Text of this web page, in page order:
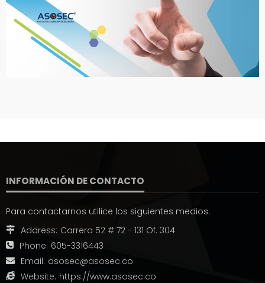
INFORMACIÓN DE CONTACTO
Para contactarnos utilice los siguientes medios:
Address: Carrera 52 # 72 - 131 Of. 304
Phone: 605-3316443
Email: asosec@asosec.co
Website: https://www.asosec.co